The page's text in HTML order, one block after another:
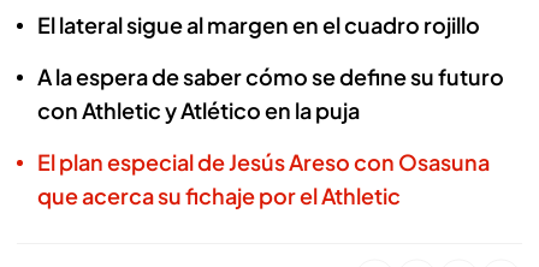
El lateral sigue al margen en el cuadro rojillo
A la espera de saber cómo se define su futuro
con Athletic y Atlético en la puja
El plan especial de Jesús Areso con Osasuna
que acerca su fichaje por el Athletic